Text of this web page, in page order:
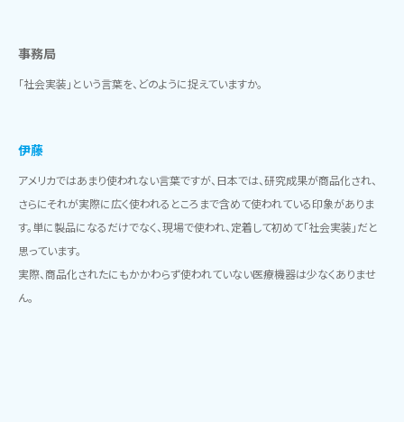
事務局
「社会実装」という言葉を、どのように捉えていますか。
伊藤
アメリカではあまり使われない言葉ですが、日本では、研究成果が商品化され、
さらにそれが実際に広く使われるところまで含めて使われている印象がありま
す。単に製品になるだけでなく、現場で使われ、定着して初めて「社会実装」だと
思っています。
実際、商品化されたにもかかわらず使われていない医療機器は少なくありませ
ん。